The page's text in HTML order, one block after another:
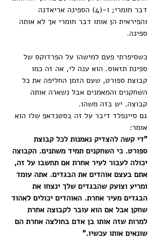
דבר חומרי; ו-(4) הספינה אריאדנה
והפיראית הן אותו דבר חומרי אך לא אותה
ספינה.
כשסיפרתי פעם למישהו על הפרדוקס של
ספינת תזאוס. הוא ענה לי, אה זה כמו
קבוצת ספורט, שעם הזמן החליפה את כל
השחקנים והמאמנים אבל נשארה אותה
קבוצה. יש בזה משהו.
גם סיינפלד דיבר על זה בסטנדאפ שלו הוא
אומר:
"די קשה להצדיק נאמנות לכל קבוצת
ספורט. כי השחקנים תמיד משתנים. הקבוצה
יכולה לעבור לעיר אחרת אם תחשבו על זה,
אתם בעצם אוהדים את הבגדים. אתה עומד
ומריע וצועק שהבגדים שלך ינצחו את
הבגדים מעיר אחרת. האוהדים יכולים לאהוד
שחקן אבל אם הוא עובר לקבוצה אחרת
למרות שזה אותו בן אדם בחולצה אחרת הם
שונאים אותו עכשיו."